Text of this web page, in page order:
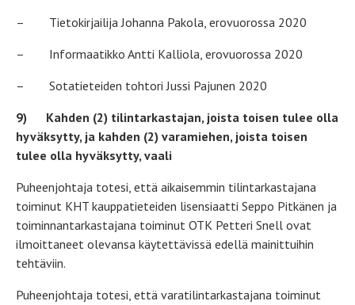
– Tietokirjailija Johanna Pakola, erovuorossa 2020
– Informaatikko Antti Kalliola, erovuorossa 2020
– Sotatieteiden tohtori Jussi Pajunen 2020
9) Kahden (2) tilintarkastajan, joista toisen tulee olla
hyväksytty, ja kahden (2) varamiehen, joista toisen
tulee olla hyväksytty, vaali
Puheenjohtaja totesi, että aikaisemmin tilintarkastajana
toiminut KHT kauppatieteiden lisensiaatti Seppo Pitkänen ja
toiminnantarkastajana toiminut OTK Petteri Snell ovat
ilmoittaneet olevansa käytettävissä edellä mainittuihin
tehtäviin.
Puheenjohtaja totesi, että varatilintarkastajana toiminut